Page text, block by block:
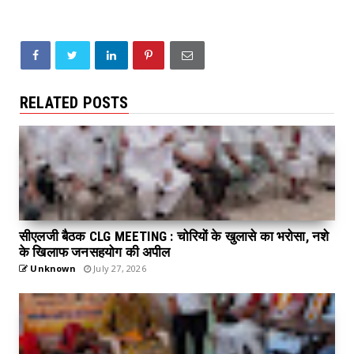
RELATED POSTS
सीएलजी बैठक CLG MEETING : चोरियों के खुलासे का भरोसा, नशे
के खिलाफ जनसहयोग की अपील
Unknown July 27, 2026